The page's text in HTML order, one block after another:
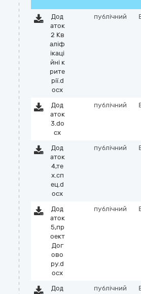
Дод
аток
2 Кв
аліф
ікаці
йні к
рите
рії.d
ocx
публічний
Дод
аток
3.do
cx
публічний
Дод
аток
4,те
х.сп
ец.d
ocx
публічний
Дод
аток
5,пр
оект
Дог
ово
ру.d
ocx
публічний
Дод
публічний